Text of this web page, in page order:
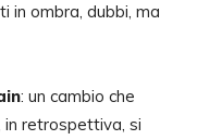
in ombra, dubbi, ma
: un cambio che
retrospettiva, si